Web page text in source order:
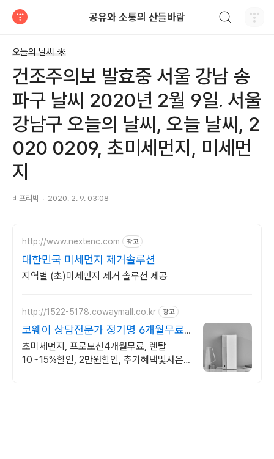
공유와 소통의 산들바람
오늘의 날씨 ☀
건조주의보 발효중 서울 강남 송
파구 날씨 2020년 2월 9일. 서울
강남구 오늘의 날씨, 오늘 날씨, 2
020 0209, 초미세먼지, 미세먼
지
비프리박 2020. 2. 9. 03:08
http://www.nextenc.com 광고
대한민국 미세먼지 제거솔루션
지역별 (초)미세먼지 제거 솔루션 제공
http://1522-5178.cowaymall.co.kr 광고
코웨이 상담전문가 정기명 6개월무료,
추가많은혜택
초미세먼지, 프로모션4개월무료, 렌탈
10~15%할인, 2만원할인, 추가혜택및사은